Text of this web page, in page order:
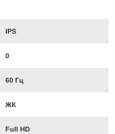
IPS
0
60 Гц
ЖК
Full HD